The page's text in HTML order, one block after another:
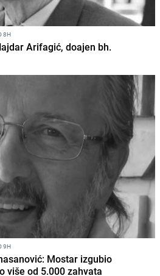
8H
Arifagić, doajen bh.
9H
Mostar izgubio
više od 5.000 zahvata